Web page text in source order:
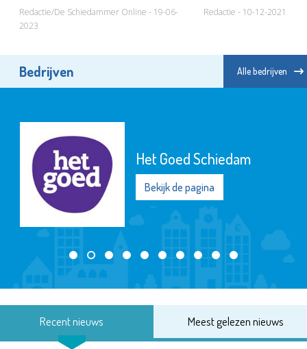
Redactie/De Schiedammer Online - 19-06-
2023
Redactie - 10-12-2021
Bedrijven Alle bedrijven
Het Goed Schiedam
Bekijk de pagina
Recent nieuws Meest gelezen nieuws